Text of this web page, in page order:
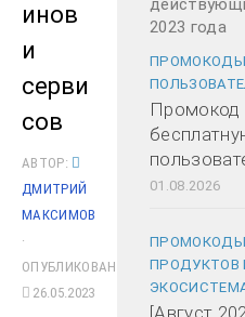
инов
и
серви
сов
АВТОР:
ДМИТРИЙ
МАКСИМОВ
·
ОПУБЛИКОВАНО
26.05.2023
Промокод
01.08.2026
ПРОМОКОДЫ
ПРОДУКТОВ
[Август